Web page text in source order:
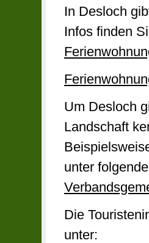
In Desloch
Infos finden
Um Desloch
Landschaft
unter
Die
unter: